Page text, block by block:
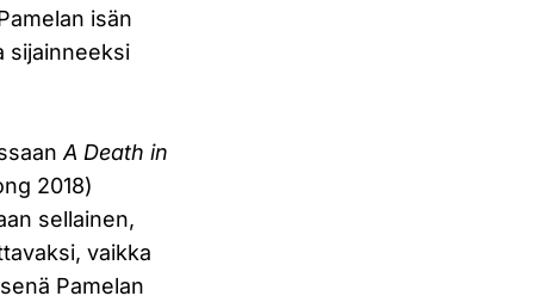
isän
sijainneeksi
A Death in
2018)
sellainen,
vaikka
Pamelan